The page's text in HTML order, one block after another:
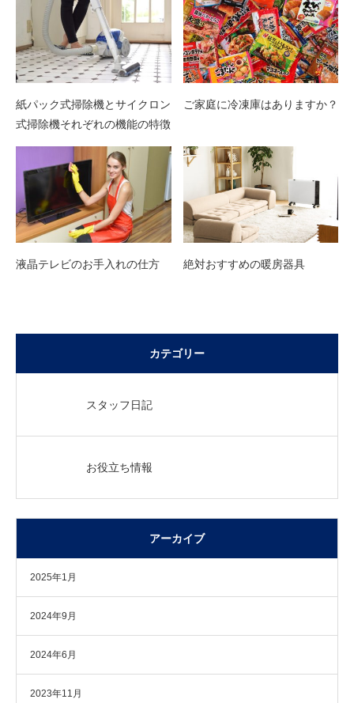
紙パック式掃除機とサイクロン
式掃除機それぞれの機能の特徴
ご家庭に冷凍庫はありますか？
液晶テレビのお手入れの仕方 絶対おすすめの暖房器具
カテゴリー
スタッフ日記
お役立ち情報
アーカイブ
2025年1月
2024年9月
2024年6月
2023年11月